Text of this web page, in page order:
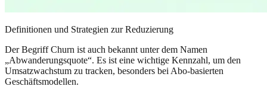
Definitionen und Strategien zur Reduzierung
Der Begriff Churn ist auch bekannt unter dem Namen
„Abwanderungsquote“. Es ist eine wichtige Kennzahl, um den
Umsatzwachstum zu tracken, besonders bei Abo-basierten
Geschäftsmodellen.